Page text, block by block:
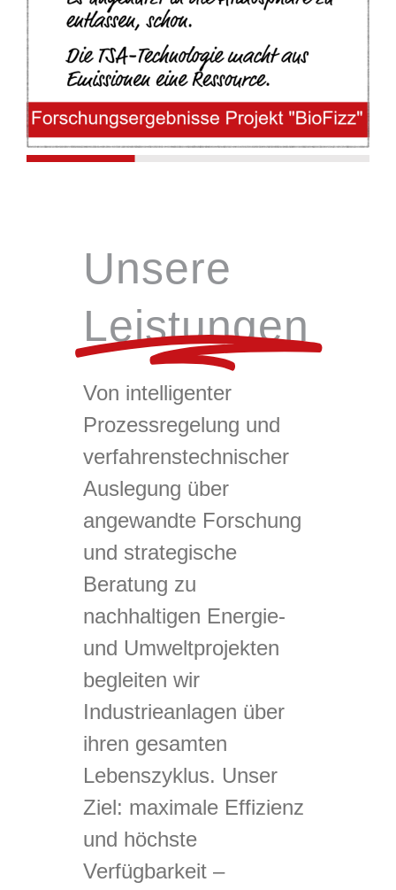
Unsere
Leistungen
Von intelligenter
Prozessregelung und
verfahrenstechnischer
Auslegung über
angewandte Forschung
und strategische
Beratung zu
nachhaltigen Energie-
und Umweltprojekten
begleiten wir
Industrieanlagen über
ihren gesamten
Lebenszyklus. Unser
Ziel: maximale Effizienz
und höchste
Verfügbarkeit –